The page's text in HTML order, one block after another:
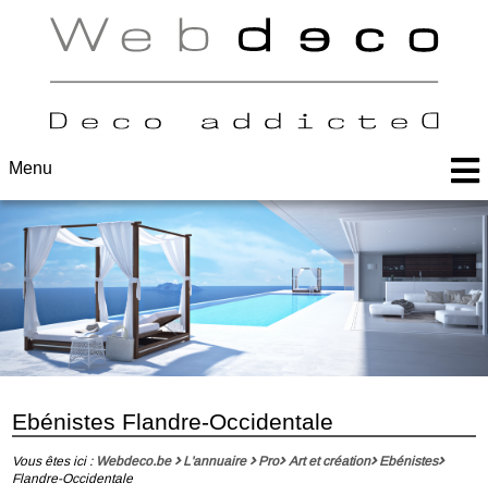
Menu
Ebénistes Flandre-Occidentale
Vous êtes ici : Webdeco.be L'annuaire Pro Art et création Ebénistes
Flandre-Occidentale